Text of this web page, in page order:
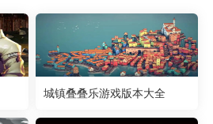
城镇叠叠乐游戏版本大全